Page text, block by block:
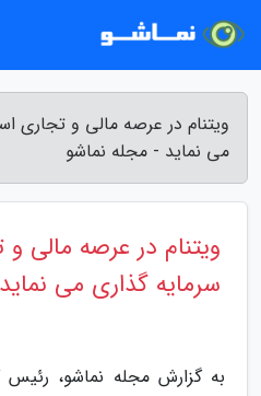
ویتنام در عرصه مالی و تجاری
می نماید - مجله نماشو
ویتنام در عرصه مالی
سرمایه گذاری می نماید
به گزارش مجله نماشو، رئیس